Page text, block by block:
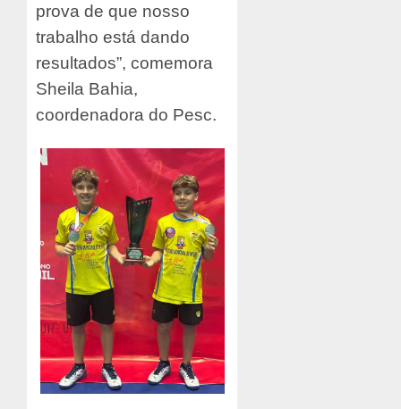
prova de que nosso
trabalho está dando
resultados”, comemora
Sheila Bahia,
coordenadora do Pesc.